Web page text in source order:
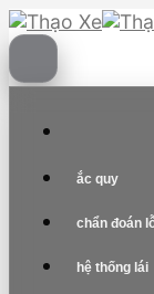
Skip
to
content
ắc quy
chẩn đoán
hệ thống lái